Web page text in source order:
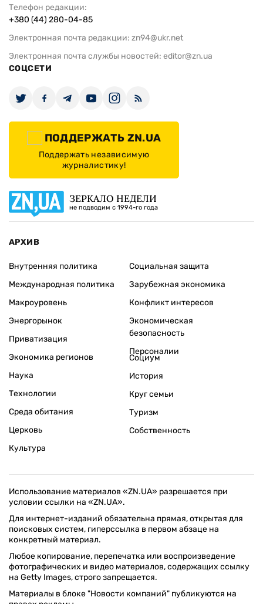
Телефон редакции:
+380 (44) 280-04-85
Электронная почта редакции: zn94@ukr.net
Электронная почта службы новостей: editor@zn.ua
СОЦСЕТИ
ПОДДЕРЖАТЬ ZN.UA
Поддержать независимую
журналистику!
ЗЕРКАЛО НЕДЕЛИ
не подводим с 1994-го года
АРХИВ
Внутренняя политика
Международная политика
Макроуровень
Энергорынок
Приватизация
Экономика регионов
Социальная защита
Зарубежная экономика
Конфликт интересов
Экономическая
безопасность
Персоналии
Наука
Технологии
Среда обитания
Церковь
Культура
Социум
История
Круг семьи
Туризм
Собственность
Использование материалов «ZN.UA» разрешается при
условии ссылки на «ZN.UA».
Для интернет-изданий обязательна прямая, открытая для
поисковых систем, гиперссылка в первом абзаце на
конкретный материал.
Любое копирование, перепечатка или воспроизведение
фотографических и видео материалов, содержащих ссылку
на Getty Images, строго запрещается.
Материалы в блоке "Новости компаний" публикуются на